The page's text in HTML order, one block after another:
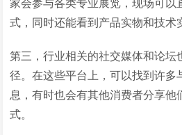
式，同时还能看到产品实物和技术
第三，行业相关的社交媒体和论坛
径。在这些平台上，可以找到许多
息，有时也会有其他消费者分享他
式。